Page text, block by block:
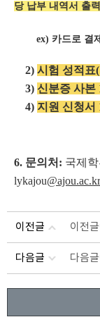
당 납부 내역서 출력
ex) 카드로 결제
2) 시험 성적표
3) 신분증 사본
4) 지원 신청서
6. 문의처: 국제
lykajou@ajou.ac.kr
이전글 이전
다음글 다음